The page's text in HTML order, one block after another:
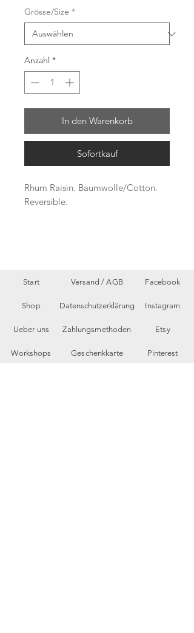
Grösse/Size *
Anzahl *
In den Warenkorb
Sofortkauf
Rhum Raisin. Baumwolle/Cotton.
Reversible.
Start
Shop
Ueber uns
Workshops
Versand /AGB
Datenschutzerklärung
Zahlungsmethoden
Geschenkkarte
Facebook
Instagram
Etsy
Pinterest